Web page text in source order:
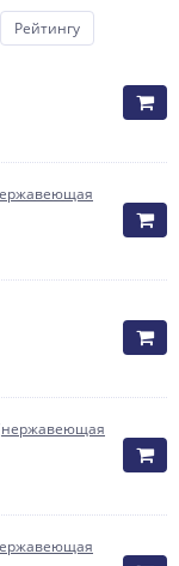
Рейтингу